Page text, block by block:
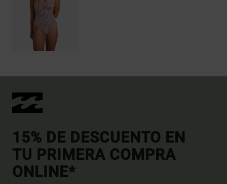
15% DE DESCUENTO EN
TU PRIMERA COMPRA
ONLINE*